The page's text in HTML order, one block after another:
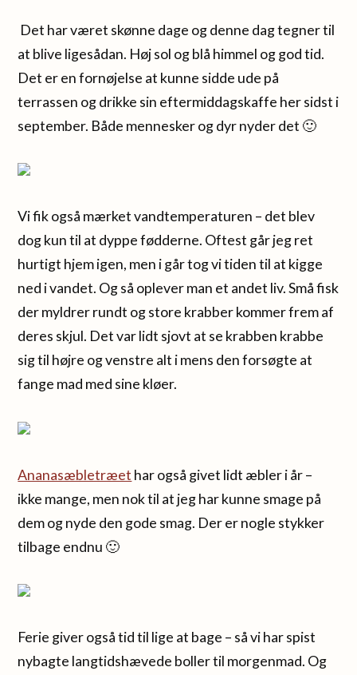
Det har været skønne dage og denne dag tegner til
at blive ligesådan. Høj sol og blå himmel og god tid.
Det er en fornøjelse at kunne sidde ude på
terrassen og drikke sin eftermiddagskaffe her sidst i
september. Både mennesker og dyr nyder det 🙂
Vi fik også mærket vandtemperaturen – det blev
dog kun til at dyppe fødderne. Oftest går jeg ret
hurtigt hjem igen, men i går tog vi tiden til at kigge
ned i vandet. Og så oplever man et andet liv. Små fisk
der myldrer rundt og store krabber kommer frem af
deres skjul. Det var lidt sjovt at se krabben krabbe
sig til højre og venstre alt i mens den forsøgte at
fange mad med sine kløer.
Ananasæbletræet har også givet lidt æbler i år –
ikke mange, men nok til at jeg har kunne smage på
dem og nyde den gode smag. Der er nogle stykker
tilbage endnu 🙂
Ferie giver også tid til lige at bage – så vi har spist
nybagte langtidshævede boller til morgenmad. Og